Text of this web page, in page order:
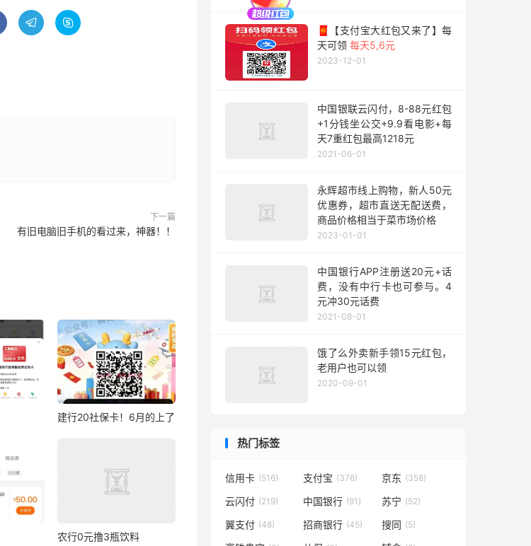
 
下一篇
有旧电脑旧手机的看过来，神器！！
建行20社保卡！6月的上了
农行0元撸3瓶饮料
🧧【支付宝大红包又来了】每
天可领 每天5,6元
2023-12-01
中国银联云闪付，8-88元红包
+1分钱坐公交+9.9看电影+每
天7重红包最高1218元
2021-06-01
永辉超市线上购物，新人50元
优惠券，超市直送无配送费，
商品价格相当于菜市场价格
2023-01-01
中国银行APP注册送20元+话
费，没有中行卡也可参与。4
元冲30元话费
2021-08-01
饿了么外卖新手领15元红包，
老用户也可以领
2020-09-01
热门标签
信用卡 (516) 支付宝 (376) 京东 (358)
云闪付 (219) 中国银行 (91) 苏宁 (52)
翼支付 (48) 招商银行 (45) 搜同 (5)